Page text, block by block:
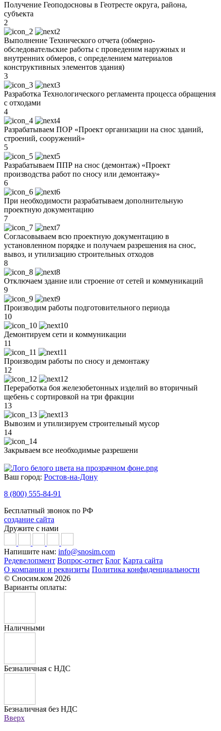
Получение Геоподосновы в Геотресте округа, района,
субъекта
2
Выполнение Технического отчета (обмерно-
обследовательские работы с проведеним наружных и
внутренних обмеров, с определением материалов
конструктивных элементов здания)
3
Разработка Технологического регламента процесса обращения
с отходами
4
Разрабатываем ПОР «Проект организации на снос зданий,
строений, сооружений»
5
Разрабатываем ППР на снос (демонтаж) «Проект
производства работ по сносу или демонтажу»
6
При необходимости разрабатываем дополнительную
проектную документацию
7
Согласовываем всю проектную документацию в
установленном порядке и получаем разрешения на снос,
вывоз, и утилизацию строительных отходов
8
Отключаем здание или строение от сетей и коммуникаций
9
Производим работы подготовительного периода
10
Демонтируем сети и коммуникации
11
Производим работы по сносу и демонтажу
12
Переработка боя железобетонных изделий во вторичный
щебень с сортировкой на три фракции
13
Вывозим и утилизируем строительный мусор
14
Закрываем все необходимые разрешени
Ваш город: Ростов-на-Дону
8 (800) 555-84-91
Бесплатный звонок по РФ
создание сайта
Дружите с нами
Напишите нам: info@snosim.com
Редевелопмент Вопрос-ответ Блог Карта сайта
О компании и реквизиты Политика конфиденциальности
© Сносим.ком 2026
Варианты оплаты:
Наличными
Безналичная с НДС
Безналичная без НДС
Вверх